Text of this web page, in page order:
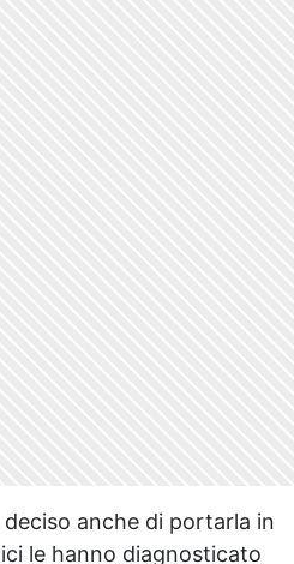
anche di portarla in
le hanno diagnosticato